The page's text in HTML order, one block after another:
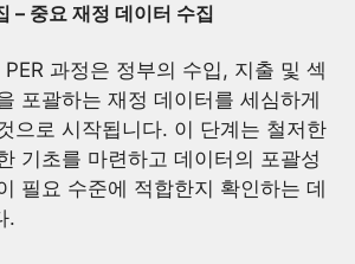
– 중요 재정 데이터 수집
PER 과정은 정부의 수입, 지출 및 섹
포괄하는 재정 데이터를 세심하게
으로 시작됩니다. 이 단계는 철저한
기초를 마련하고 데이터의 포괄성
필요 수준에 적합한지 확인하는 데
.